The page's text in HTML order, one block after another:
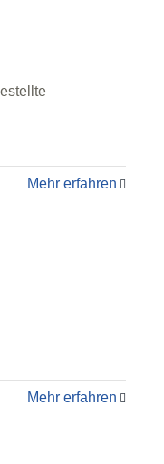
Mehr erfahren
Mehr erfahren